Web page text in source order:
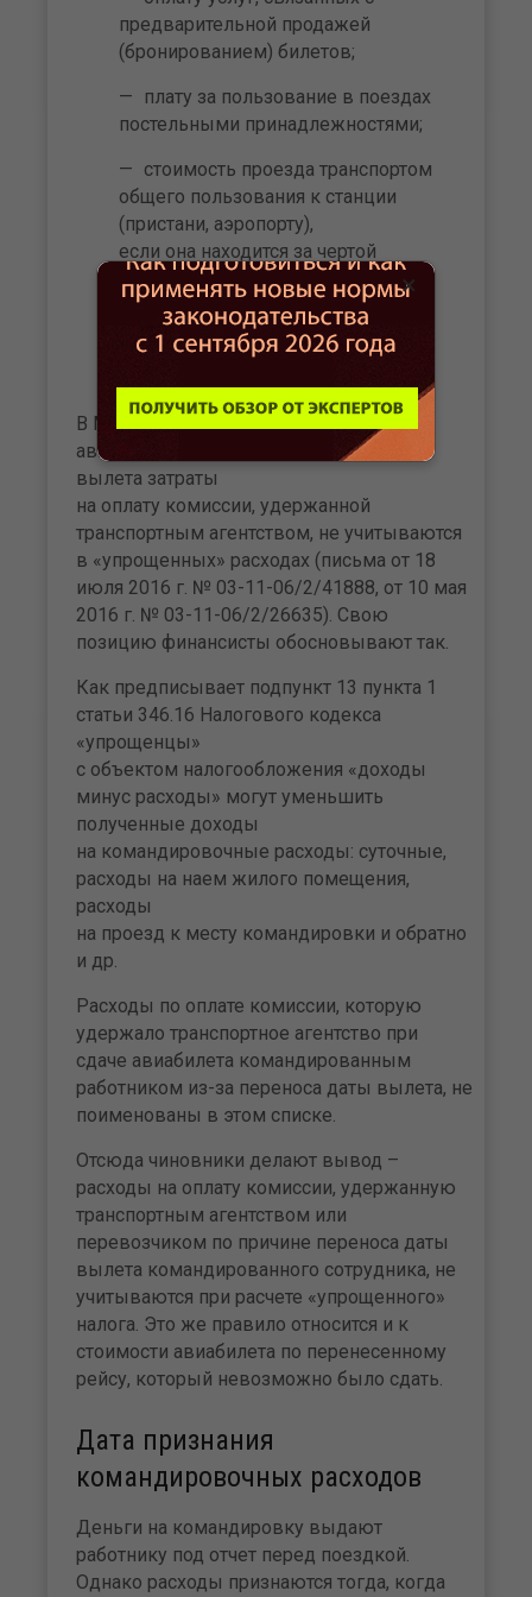
предварительной продажей
(бронированием) билетов;
плату за пользование в поездах
постельными принадлежностями;
стоимость проезда транспортом
общего пользования к станции
(пристани, аэропорту),
если она находится за чертой
населенного пункта;
сумму страховых платежей по
обязательному страхованию
В Минфине полагают, что при сдаче
авиабилета по причине переноса даты
вылета затраты
на оплату комиссии, удержанной
транспортным агентством, не учитываются
в «упрощенных» расходах (письма от 18
июля 2016 г. № 03-11-06/2/41888, от 10 мая
2016 г. № 03-11-06/2/26635). Свою
позицию финансисты обосновывают так.
Как предписывает подпункт 13 пункта 1
статьи 346.16 Налогового кодекса
«упрощенцы»
с объектом налогообложения «доходы
минус расходы» могут уменьшить
полученные доходы
на командировочные расходы: cуточные,
расходы на наем жилого помещения,
расходы
на проезд к месту командировки и обратно
и др.
Расходы по оплате комиссии, которую
удержало транспортное агентство при
сдаче авиабилета командированным
работником из-за переноса даты вылета, не
поименованы в этом списке.
Отсюда чиновники делают вывод –
расходы на оплату комиссии, удержанную
транспортным агентством или
перевозчиком по причине переноса даты
вылета командированного сотрудника, не
учитываются при расчете «упрощенного»
налога. Это же правило относится и к
стоимости авиабилета по перенесенному
рейсу, который невозможно было сдать.
Дата признания
командировочных расходов
Деньги на командировку выдают
работнику под отчет перед поездкой.
Однако расходы признаются тогда, когда
×